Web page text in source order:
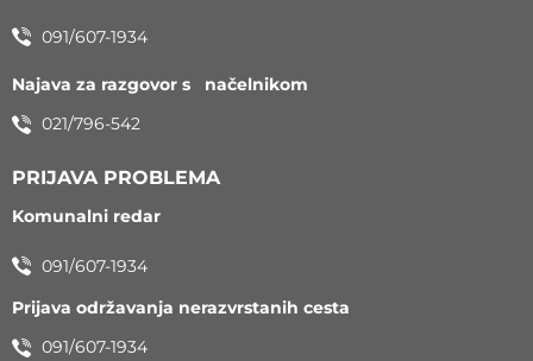
091/607-1934
Najava za razgovor s načelnikom
021/796-542
PRIJAVA PROBLEMA
Komunalni redar
091/607-1934
Prijava održavanja nerazvrstanih cesta
091/607-1934